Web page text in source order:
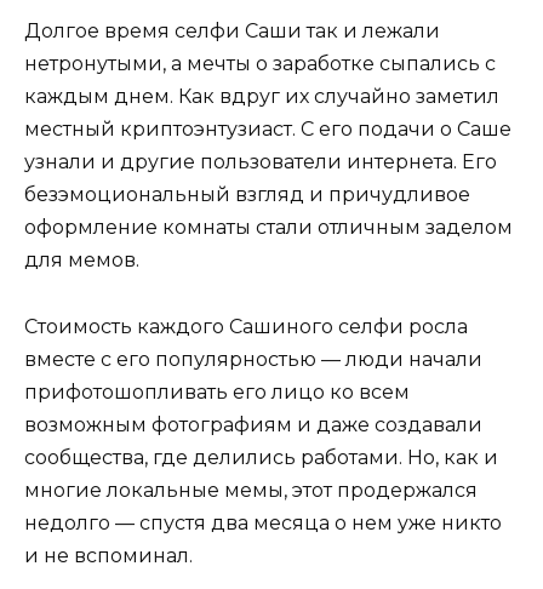
Долгое время селфи Саши так и лежали
нетронутыми, а мечты о заработке сыпались с
каждым днем. Как вдруг их случайно заметил
местный криптоэнтузиаст. С его подачи о Саше
узнали и другие пользователи интернета. Его
безэмоциональный взгляд и причудливое
оформление комнаты стали отличным заделом
для мемов.
Стоимость каждого Сашиного селфи росла
вместе с его популярностью — люди начали
прифотошопливать его лицо ко всем
возможным фотографиям и даже создавали
сообщества, где делились работами. Но, как и
многие локальные мемы, этот продержался
недолго — спустя два месяца о нем уже никто
и не вспоминал.